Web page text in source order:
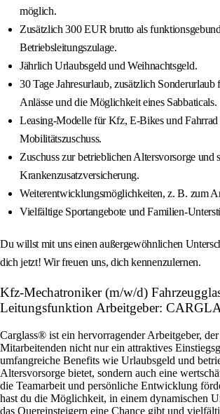
möglich.
Zusätzlich 300 EUR brutto als
Betriebsleitungszulage.
Jährlich Urlaubsgeld und Weihnachtsgeld.
30 Tage Jahresurlaub, zusätzlich
Anlässe und die Möglichkeit eines Sabbaticals.
Leasing-Modelle für Kfz, E-Bikes und Fahrrad
Mobilitätszuschuss.
Zuschuss zur betrieblichen Altersvorsorge und
Krankenzusatzversicherung.
Weiterentwicklungsmöglichkeiten, z. B. zum
Vielfältige Sportangebote und Familien-
Du willst mit uns einen außergewöhnlichen
dich jetzt! Wir freuen uns, dich kennenzulernen.
Kfz-Mechatroniker (m/w/d)
Leitungsfunktion Arbeitgeber:
Carglass® ist ein hervorragender Arbeitgeber, der
Mitarbeitenden nicht nur ein attraktives
umfangreiche Benefits wie Urlaubsgeld und
Altersvorsorge bietet, sondern auch eine
die Teamarbeit und persönliche Entwicklung
hast du die Möglichkeit, in einem dynamischen
das Quereinsteigern eine Chance gibt und